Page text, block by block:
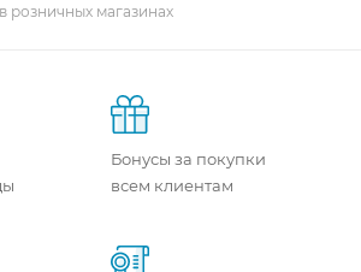
розничных магазинах
Бонусы за покупки
всем клиентам